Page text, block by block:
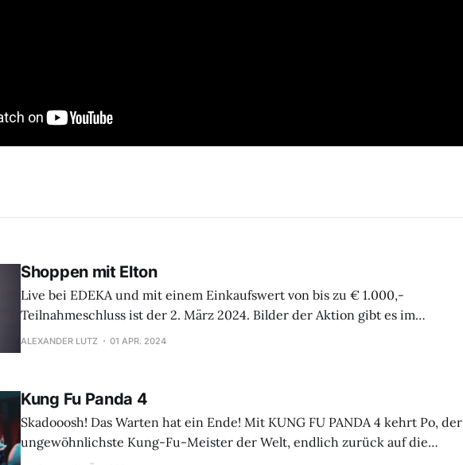
Shoppen mit Elton
Live bei EDEKA und mit einem Einkaufswert von bis zu € 1.000,-
Teilnahmeschluss ist der 2. März 2024. Bilder der Aktion gibt es im
Anschluss hier auf KinoNews1.de Das Edeka Gewinnspiel. Das Gewinnspiel
ALEXANDER LUTZ 01 APR. 2024
Kung Fu Panda 4
Skadooosh! Das Warten hat ein Ende! Mit KUNG FU PANDA 4 kehrt Po, der
ungewöhnlichste Kung-Fu-Meister der Welt, endlich zurück auf die
Kinoleinwand. Po als spiritueller Führer? Das kann nur eine Reihe von